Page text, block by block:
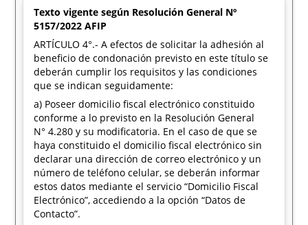
Texto vigente según Resolución General Nº
5157/2022 AFIP
ARTÍCULO 4°.- A efectos de solicitar la adhesión al
beneficio de condonación previsto en este título se
deberán cumplir los requisitos y las condiciones
que se indican seguidamente:
a) Poseer domicilio fiscal electrónico constituido
conforme a lo previsto en la Resolución General
N° 4.280 y su modificatoria. En el caso de que se
haya constituido el domicilio fiscal electrónico sin
declarar una dirección de correo electrónico y un
número de teléfono celular, se deberán informar
estos datos mediante el servicio “Domicilio Fiscal
Electrónico”, accediendo a la opción “Datos de
Contacto”.